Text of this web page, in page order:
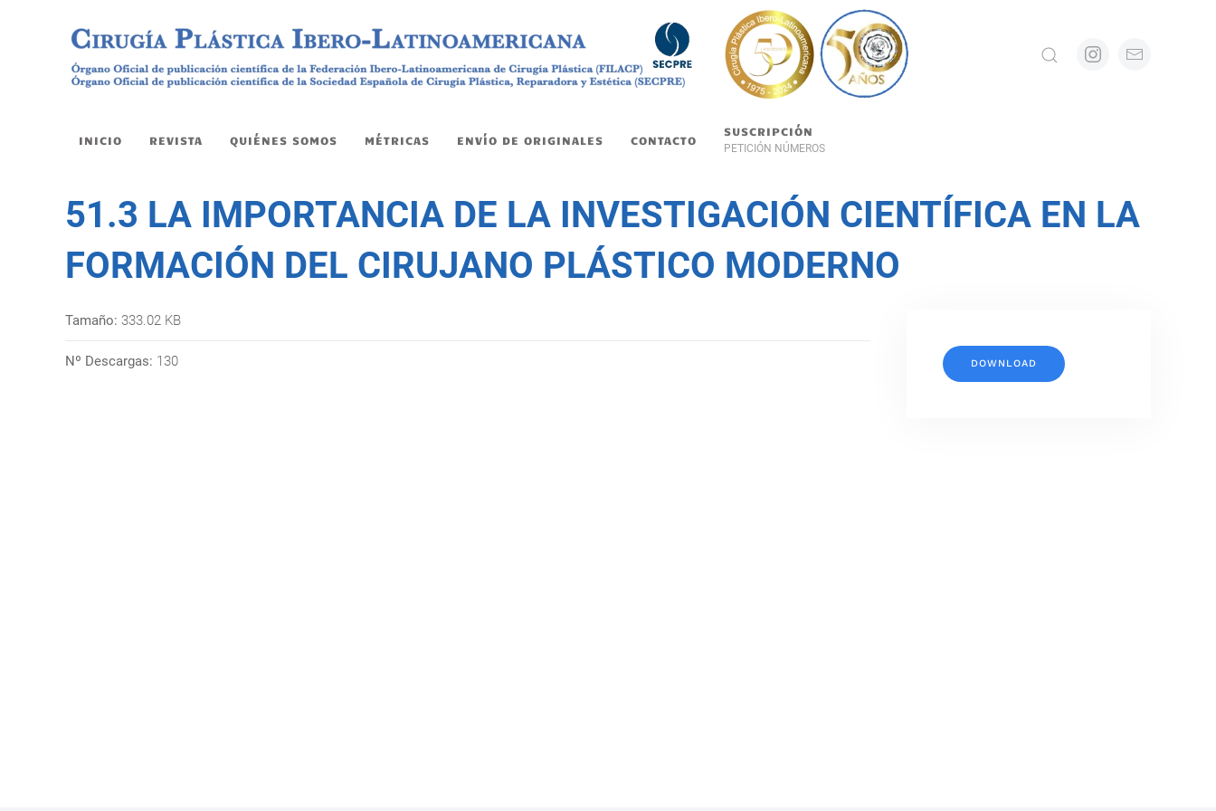
INICIO REVISTA QUIÉNES SOMOS MÉTRICAS ENVÍO DE ORIGINALES CONTACTO
SUSCRIPCIÓN
PETICIÓN NÚMEROS
51.3 LA IMPORTANCIA DE LA INVESTIGACIÓN CIENTÍFICA EN LA
FORMACIÓN DEL CIRUJANO PLÁSTICO MODERNO
Tamaño: 333.02 KB
Nº Descargas: 130 DOWNLOAD